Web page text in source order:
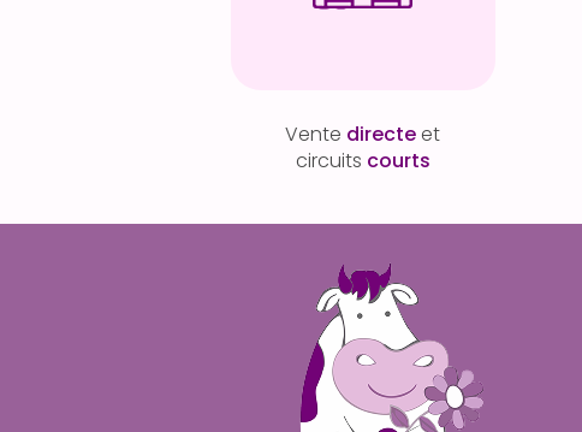
Vente directeet
circuits courts